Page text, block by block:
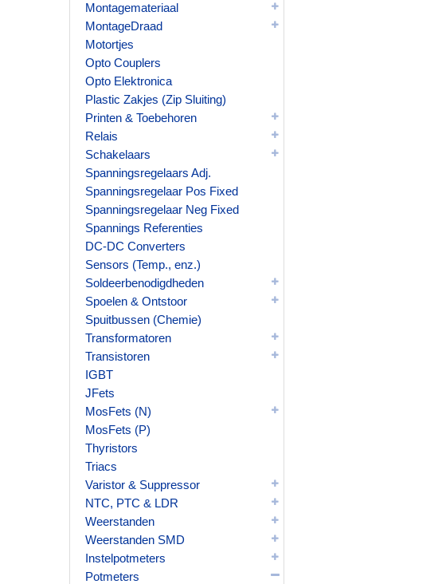
Montagemateriaal
MontageDraad
Motortjes
Opto Couplers
Opto Elektronica
Plastic Zakjes (Zip Sluiting)
Printen & Toebehoren
Relais
Schakelaars
Spanningsregelaars Adj.
Spanningsregelaar Pos Fixed
Spanningsregelaar Neg Fixed
Spannings Referenties
DC-DC Converters
Sensors (Temp., enz.)
Soldeerbenodigdheden
Spoelen & Ontstoor
Spuitbussen (Chemie)
Transformatoren
Transistoren
IGBT
JFets
MosFets (N)
MosFets (P)
Thyristors
Triacs
Varistor & Suppressor
NTC, PTC & LDR
Weerstanden
Weerstanden SMD
Instelpotmeters
Potmeters